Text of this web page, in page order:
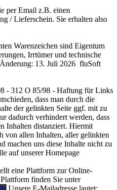
per Email z.B. einen
/ Lieferschein. Sie erhalten also
Warenzeichen sind Eigentum
Irrtümer und technische
13. Juli 2026 fluSoft
- 312 O 85/98 - Haftung für Links
dass man durch die
der gelinkten Seite ggf. mit zu
dadurch verhindert werden, dass
Inhalten distanziert. Hiermit
von allen Inhalten, aller gelinkten
machen uns diese Inhalte nicht zu
auf unserer Homepage
eine Plattform zur Online-
finden Sie unter